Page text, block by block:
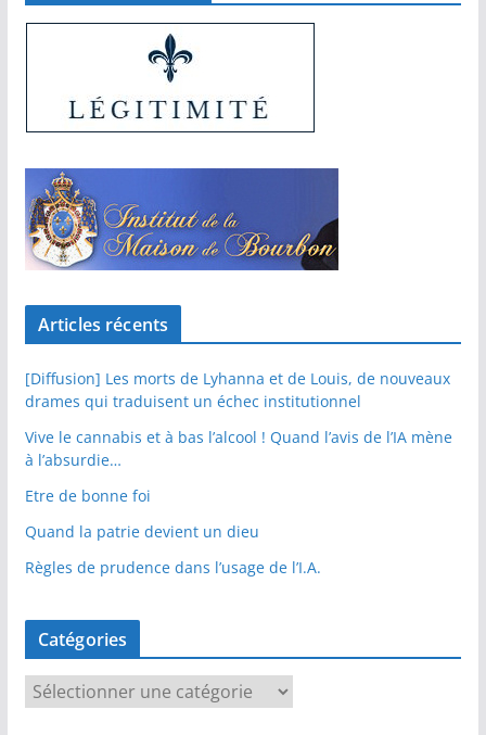
Articles récents
[Diffusion] Les morts de Lyhanna et de Louis, de nouveaux
drames qui traduisent un échec institutionnel
Vive le cannabis et à bas l’alcool ! Quand l’avis de l’IA mène
à l’absurdie…
Etre de bonne foi
Quand la patrie devient un dieu
Règles de prudence dans l’usage de l’I.A.
Catégories